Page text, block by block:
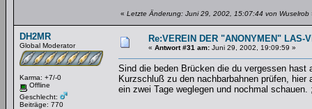
« Letzte Änderung: Juni 29, 2002, 15:07:44 von Wuselrob
DH2MR
Global Moderator
Karma: +7/-0
Offline
Geschlecht:
Beiträge: 770
Re:VEREIN DER "ANONYMEN" LAS-
« Antwort #31 am: Juni 29, 2002, 19:09:59 »
Sind die beden Brücken die du vergessen
Kurzschluß zu den nachbarbahnen prüfen,
ein zwei Tage weglegen und nochmal schauen.